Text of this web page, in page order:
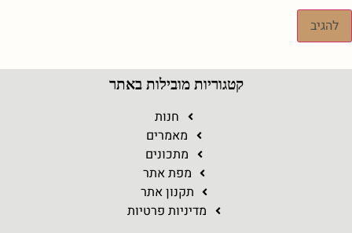
קטגוריות מובילות באתר
חנות
מאמרים
מתכונים
מפת אתר
תקנון אתר
מדיניות פרטיות